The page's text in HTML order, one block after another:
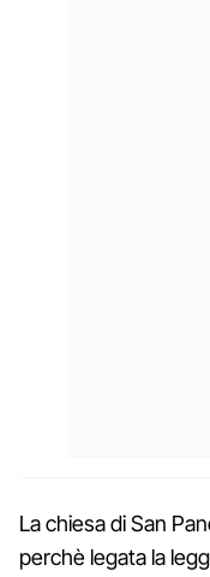
La chiesa di San
perchè legata la